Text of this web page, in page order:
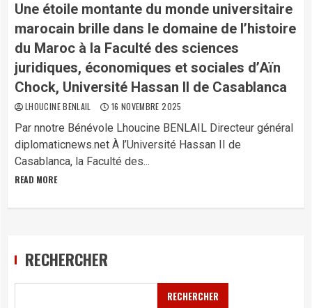
Une étoile montante du monde universitaire
marocain brille dans le domaine de l’histoire
du Maroc à la Faculté des sciences
juridiques, économiques et sociales d’Aïn
Chock, Université Hassan II de Casablanca
LHOUCINE BENLAIL 16 NOVEMBRE 2025
Par nnotre Bénévole Lhoucine BENLAIL Directeur général
diplomaticnews.net À l’Université Hassan II de
Casablanca, la Faculté des...
READ MORE
RECHERCHER
RECHERCHER